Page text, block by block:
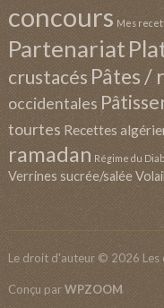
concours Mes
Partenariat
crustacés Pâtes /
occidentales
tourtes Recettes
ramadan Régime du
Verrines sucrée/salée
Le droit d'auteur © 2026 Les
Conçu parWPZOOM